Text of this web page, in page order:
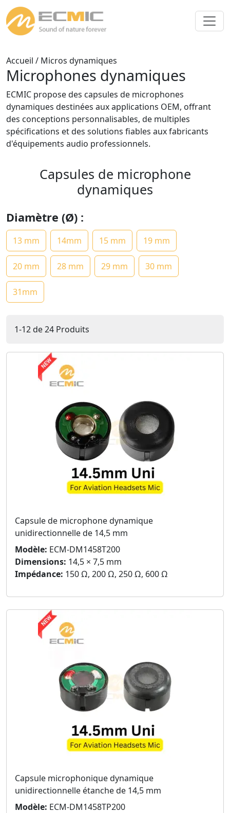
Accueil / Micros dynamiques
Microphones dynamiques
ECMIC propose des capsules de microphones
dynamiques destinées aux applications OEM, offrant
des conceptions personnalisables, de multiples
spécifications et des solutions fiables aux fabricants
d'équipements audio professionnels.
Capsules de microphone
dynamiques
Diamètre (Ø) :
13 mm 14mm 15 mm 19 mm
20 mm 28 mm 29 mm 30 mm
31mm
1-12 de 24 Produits
Capsule de microphone dynamique
unidirectionnelle de 14,5 mm
Modèle: ECM-DM1458T200
Dimensions: 14,5 × 7,5 mm
Impédance: 150 Ω, 200 Ω, 250 Ω, 600 Ω
Capsule microphonique dynamique
unidirectionnelle étanche de 14,5 mm
Modèle: ECM-DM1458TP200